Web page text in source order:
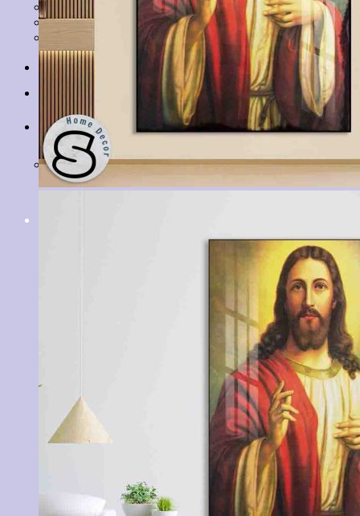
Tranh Lá Cây
Tranh Cá Chép
Tranh Tĩnh Vật
Tranh Đồng Quê
Tranh Thuỷ Mặc
Tranh Con Hổ
Tin tức
Giỏ hàng
Chưa có sản phẩm trong giỏ hàng.